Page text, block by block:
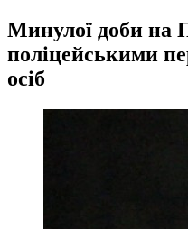
Минулої доби на
поліцейськими
осіб